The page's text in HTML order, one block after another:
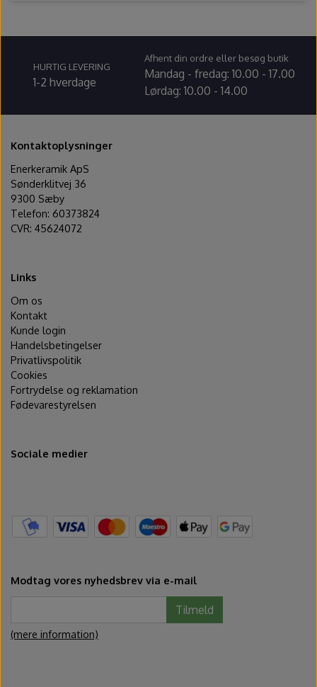
HURTIG LEVERING
1-2 hverdage
Afhent din ordre eller besøg butik
Mandag - fredag: 10.00 - 17.00
Lørdag: 10.00 - 14.00
Kontaktoplysninger
Enerkeramik ApS
Sønderklitvej 36
9300 Sæby
Telefon: 60373824
CVR: 45624072
Links
Om os
Kontakt
Kunde login
Handelsbetingelser
Privatlivspolitik
Cookies
Fortrydelse og reklamation
Fødevarestyrelsen
Sociale medier
Modtag vores nyhedsbrev via e-mail
Tilmeld
(mere information)